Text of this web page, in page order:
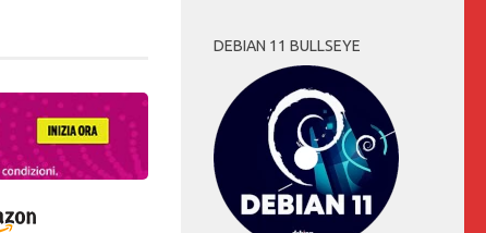
DEBIAN 11 BULLSEYE